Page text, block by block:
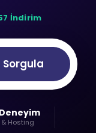
İndirim
Sorgula
Deneyim
Hosting